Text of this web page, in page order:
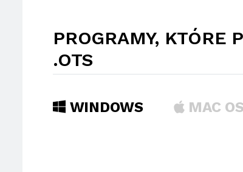
PROGRAMY, KTÓRE
.OTS
WINDOWS MAC OS